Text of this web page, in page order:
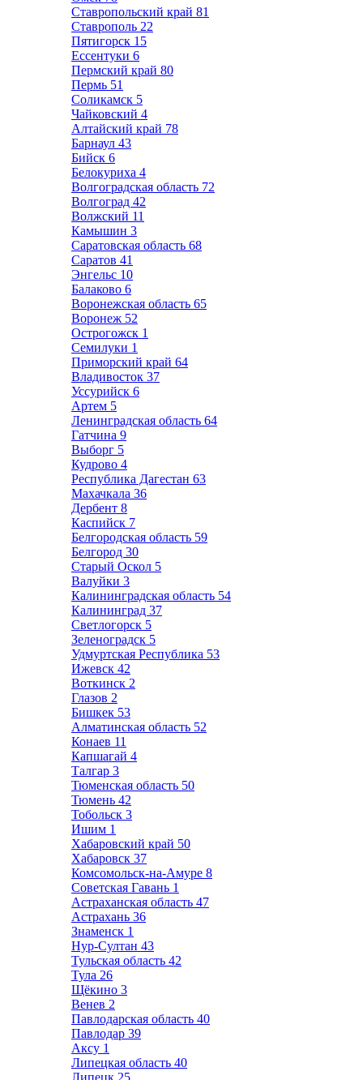
Ставропольский край 81
Ставрополь 22
Пятигорск 15
Ессентуки 6
Пермский край 80
Пермь 51
Соликамск 5
Чайковский 4
Алтайский край 78
Барнаул 43
Бийск 6
Белокуриха 4
Волгоградская область 72
Волгоград 42
Волжский 11
Камышин 3
Саратовская область 68
Саратов 41
Энгельс 10
Балаково 6
Воронежская область 65
Воронеж 52
Острогожск 1
Семилуки 1
Приморский край 64
Владивосток 37
Уссурийск 6
Артем 5
Ленинградская область 64
Гатчина 9
Выборг 5
Кудрово 4
Республика Дагестан 63
Махачкала 36
Дербент 8
Каспийск 7
Белгородская область 59
Белгород 30
Старый Оскол 5
Валуйки 3
Калининградская область 54
Калининград 37
Светлогорск 5
Зеленоградск 5
Удмуртская Республика 53
Ижевск 42
Воткинск 2
Глазов 2
Бишкек 53
Алматинская область 52
Конаев 11
Капшагай 4
Талгар 3
Тюменская область 50
Тюмень 42
Тобольск 3
Ишим 1
Хабаровский край 50
Хабаровск 37
Комсомольск-на-Амуре 8
Советская Гавань 1
Астраханская область 47
Астрахань 36
Знаменск 1
Нур-Султан 43
Тульская область 42
Тула 26
Щёкино 3
Венев 2
Павлодарская область 40
Павлодар 39
Аксу 1
Липецкая область 40
Липецк 25